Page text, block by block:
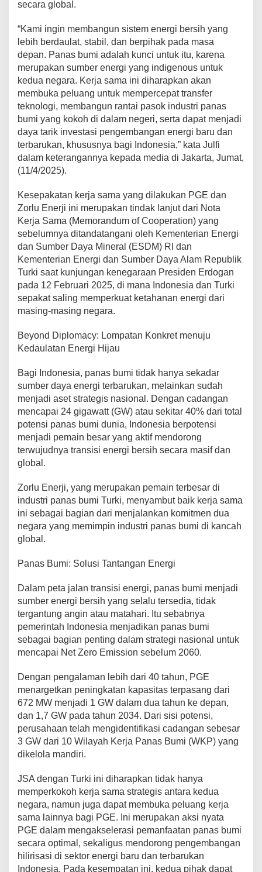
S
e
p
a
k
a
t
i
S
u
d
i
s
a
m
a
P
e
n
g
e
m
g
P
n
a
s
B
m
i
secara global.
“Kami ingin membangun sistem energi bersih yang
lebih berdaulat, stabil, dan berpihak pada masa
depan. Panas bumi adalah kunci untuk itu, karena
merupakan sumber energi yang indigenous untuk
kedua negara. Kerja sama ini diharapkan akan
membuka peluang untuk mempercepat transfer
teknologi, membangun rantai pasok industri panas
bumi yang kokoh di dalam negeri, serta dapat menjadi
daya tarik investasi pengembangan energi baru dan
terbarukan, khususnya bagi Indonesia,” kata Julfi
dalam keterangannya kepada media di Jakarta, Jumat,
(11/4/2025).
Kesepakatan kerja sama yang dilakukan PGE dan
Zorlu Enerji ini merupakan tindak lanjut dari Nota
Kerja Sama (Memorandum of Cooperation) yang
sebelumnya ditandatangani oleh Kementerian Energi
dan Sumber Daya Mineral (ESDM) RI dan
Kementerian Energi dan Sumber Daya Alam Republik
Turki saat kunjungan kenegaraan Presiden Erdogan
pada 12 Februari 2025, di mana Indonesia dan Turki
sepakat saling memperkuat ketahanan energi dari
masing-masing negara.
Beyond Diplomacy: Lompatan Konkret menuju
Kedaulatan Energi Hijau
Bagi Indonesia, panas bumi tidak hanya sekadar
sumber daya energi terbarukan, melainkan sudah
menjadi aset strategis nasional. Dengan cadangan
mencapai 24 gigawatt (GW) atau sekitar 40% dari total
potensi panas bumi dunia, Indonesia berpotensi
menjadi pemain besar yang aktif mendorong
terwujudnya transisi energi bersih secara masif dan
global.
Zorlu Enerji, yang merupakan pemain terbesar di
industri panas bumi Turki, menyambut baik kerja sama
ini sebagai bagian dari menjalankan komitmen dua
negara yang memimpin industri panas bumi di kancah
global.
Panas Bumi: Solusi Tantangan Energi
Dalam peta jalan transisi energi, panas bumi menjadi
sumber energi bersih yang selalu tersedia, tidak
tergantung angin atau matahari. Itu sebabnya
pemerintah Indonesia menjadikan panas bumi
sebagai bagian penting dalam strategi nasional untuk
mencapai Net Zero Emission sebelum 2060.
Dengan pengalaman lebih dari 40 tahun, PGE
menargetkan peningkatan kapasitas terpasang dari
672 MW menjadi 1 GW dalam dua tahun ke depan,
dan 1,7 GW pada tahun 2034. Dari sisi potensi,
perusahaan telah mengidentifikasi cadangan sebesar
3 GW dari 10 Wilayah Kerja Panas Bumi (WKP) yang
dikelola mandiri.
JSA dengan Turki ini diharapkan tidak hanya
memperkokoh kerja sama strategis antara kedua
negara, namun juga dapat membuka peluang kerja
sama lainnya bagi PGE. Ini merupakan aksi nyata
PGE dalam mengakselerasi pemanfaatan panas bumi
secara optimal, sekaligus mendorong pengembangan
hilirisasi di sektor energi baru dan terbarukan
Indonesia. Pada kesempatan ini, kedua pihak dapat